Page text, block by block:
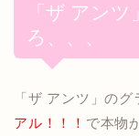
「ザ アン
ろ、、、
「ザ アンツ」の
アル！！！ で本物